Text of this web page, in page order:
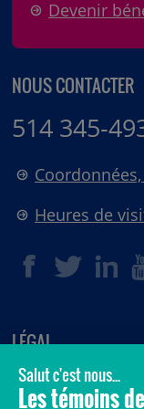
Devenir
NOUS CONTACTER
514 345-
Heures de
LÉGAL
© 2006-2026CHU
Tous droits réservés.